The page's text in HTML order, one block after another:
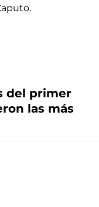
del primer
las más